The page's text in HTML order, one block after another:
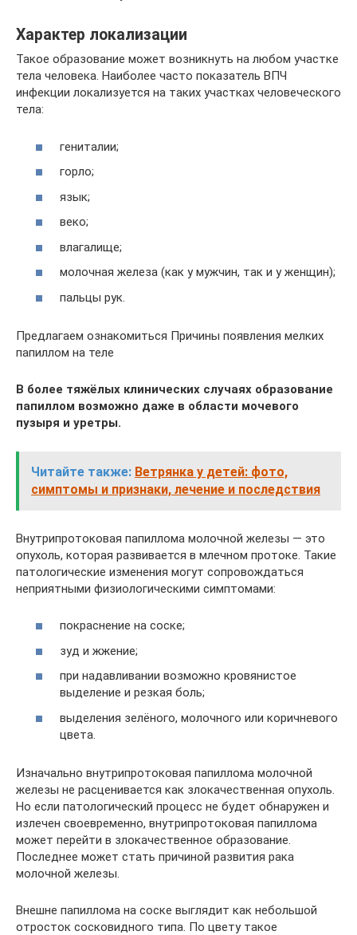
Характер локализации
Такое образование может возникнуть на любом участке
тела человека. Наиболее часто показатель ВПЧ
инфекции локализуется на таких участках человеческого
тела:
гениталии;
горло;
язык;
веко;
влагалище;
молочная железа (как у мужчин, так и у женщин);
пальцы рук.
Предлагаем ознакомиться Причины появления мелких
папиллом на теле
В более тяжёлых клинических случаях образование
папиллом возможно даже в области мочевого
пузыря и уретры.
Читайте также: Ветрянка у детей: фото,
симптомы и признаки, лечение и последствия
Внутрипротоковая папиллома молочной железы — это
опухоль, которая развивается в млечном протоке. Такие
патологические изменения могут сопровождаться
неприятными физиологическими симптомами:
покраснение на соске;
зуд и жжение;
при надавливании возможно кровянистое
выделение и резкая боль;
выделения зелёного, молочного или коричневого
цвета.
Изначально внутрипротоковая папиллома молочной
железы не расценивается как злокачественная опухоль.
Но если патологический процесс не будет обнаружен и
излечен своевременно, внутрипротоковая папиллома
может перейти в злокачественное образование.
Последнее может стать причиной развития рака
молочной железы.
Внешне папиллома на соске выглядит как небольшой
отросток сосковидного типа. По цвету такое